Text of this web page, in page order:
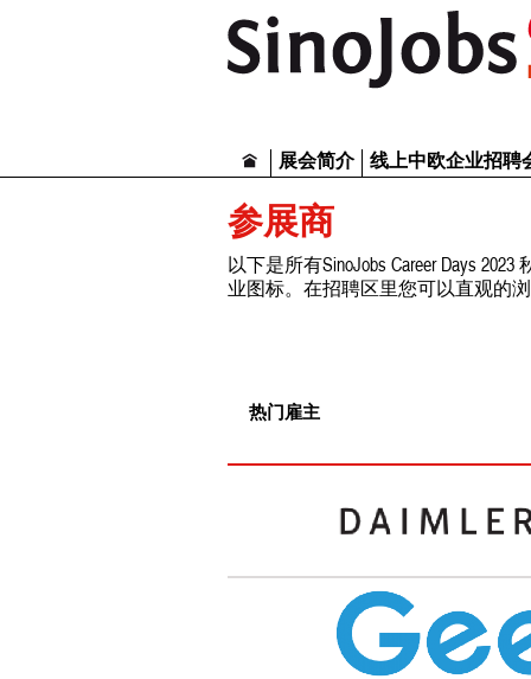
展会简介 线上中欧企业招聘
参展商
以下是所有SinoJobs Career Days
业图标。在招聘区里您可以直观的
热门雇主